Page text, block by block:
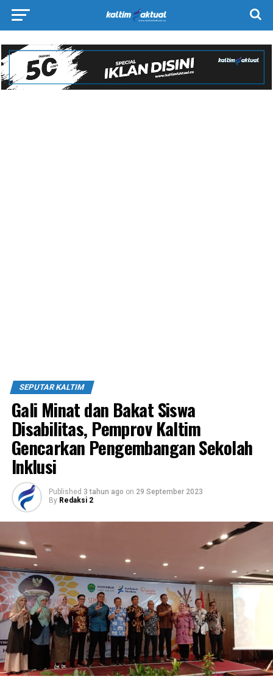
SEPUTAR KALTIM
Gali Minat dan Bakat Siswa
Disabilitas, Pemprov Kaltim
Gencarkan Pengembangan Sekolah
Inklusi
Published 3 tahun ago on 29 September 2023
By Redaksi 2